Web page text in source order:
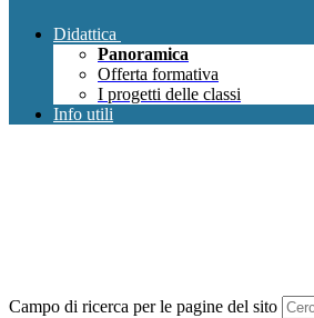
Didattica
Panoramica
Offerta formativa
I progetti delle classi
Info utili
Campo di ricerca per le pagine del sito